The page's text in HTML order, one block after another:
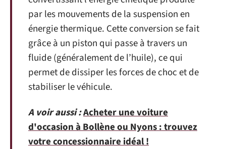
par les mouvements de la suspension en
énergie thermique. Cette conversion se fait
grâce à un piston qui passe à travers un
fluide (généralement de l’huile), ce qui
permet de dissiper les forces de choc et de
stabiliser le véhicule.
A voir aussi :Acheter une voiture
d'occasion à Bollène ou Nyons : trouvez
votre concessionnaire idéal !